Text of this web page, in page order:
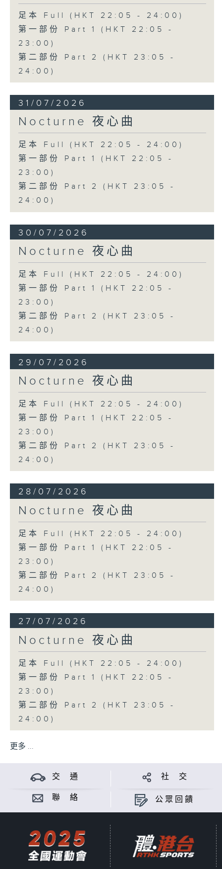
足本 Full (HKT 22:05 - 24:00)
第一部份 Part 1 (HKT 22:05 -
23:00)
第二部份 Part 2 (HKT 23:05 -
24:00)
31/07/2026
Nocturne 夜心曲
足本 Full (HKT 22:05 - 24:00)
第一部份 Part 1 (HKT 22:05 -
23:00)
第二部份 Part 2 (HKT 23:05 -
24:00)
30/07/2026
Nocturne 夜心曲
足本 Full (HKT 22:05 - 24:00)
第一部份 Part 1 (HKT 22:05 -
23:00)
第二部份 Part 2 (HKT 23:05 -
24:00)
29/07/2026
Nocturne 夜心曲
足本 Full (HKT 22:05 - 24:00)
第一部份 Part 1 (HKT 22:05 -
23:00)
第二部份 Part 2 (HKT 23:05 -
24:00)
28/07/2026
Nocturne 夜心曲
足本 Full (HKT 22:05 - 24:00)
第一部份 Part 1 (HKT 22:05 -
23:00)
第二部份 Part 2 (HKT 23:05 -
24:00)
27/07/2026
Nocturne 夜心曲
足本 Full (HKT 22:05 - 24:00)
第一部份 Part 1 (HKT 22:05 -
23:00)
第二部份 Part 2 (HKT 23:05 -
24:00)
更多 ...
交 通 社 交
聯 絡 公眾回饋